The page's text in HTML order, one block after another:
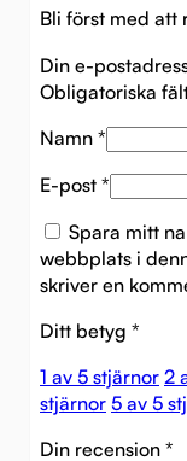
Bli först med att
Din e-
Obligatoriska
Namn *
E-post *
Spara mitt
webbplats i
skriver en
Ditt betyg *
1 av 5 stjärnor 2
stjärnor 5 av 5
Din recension *